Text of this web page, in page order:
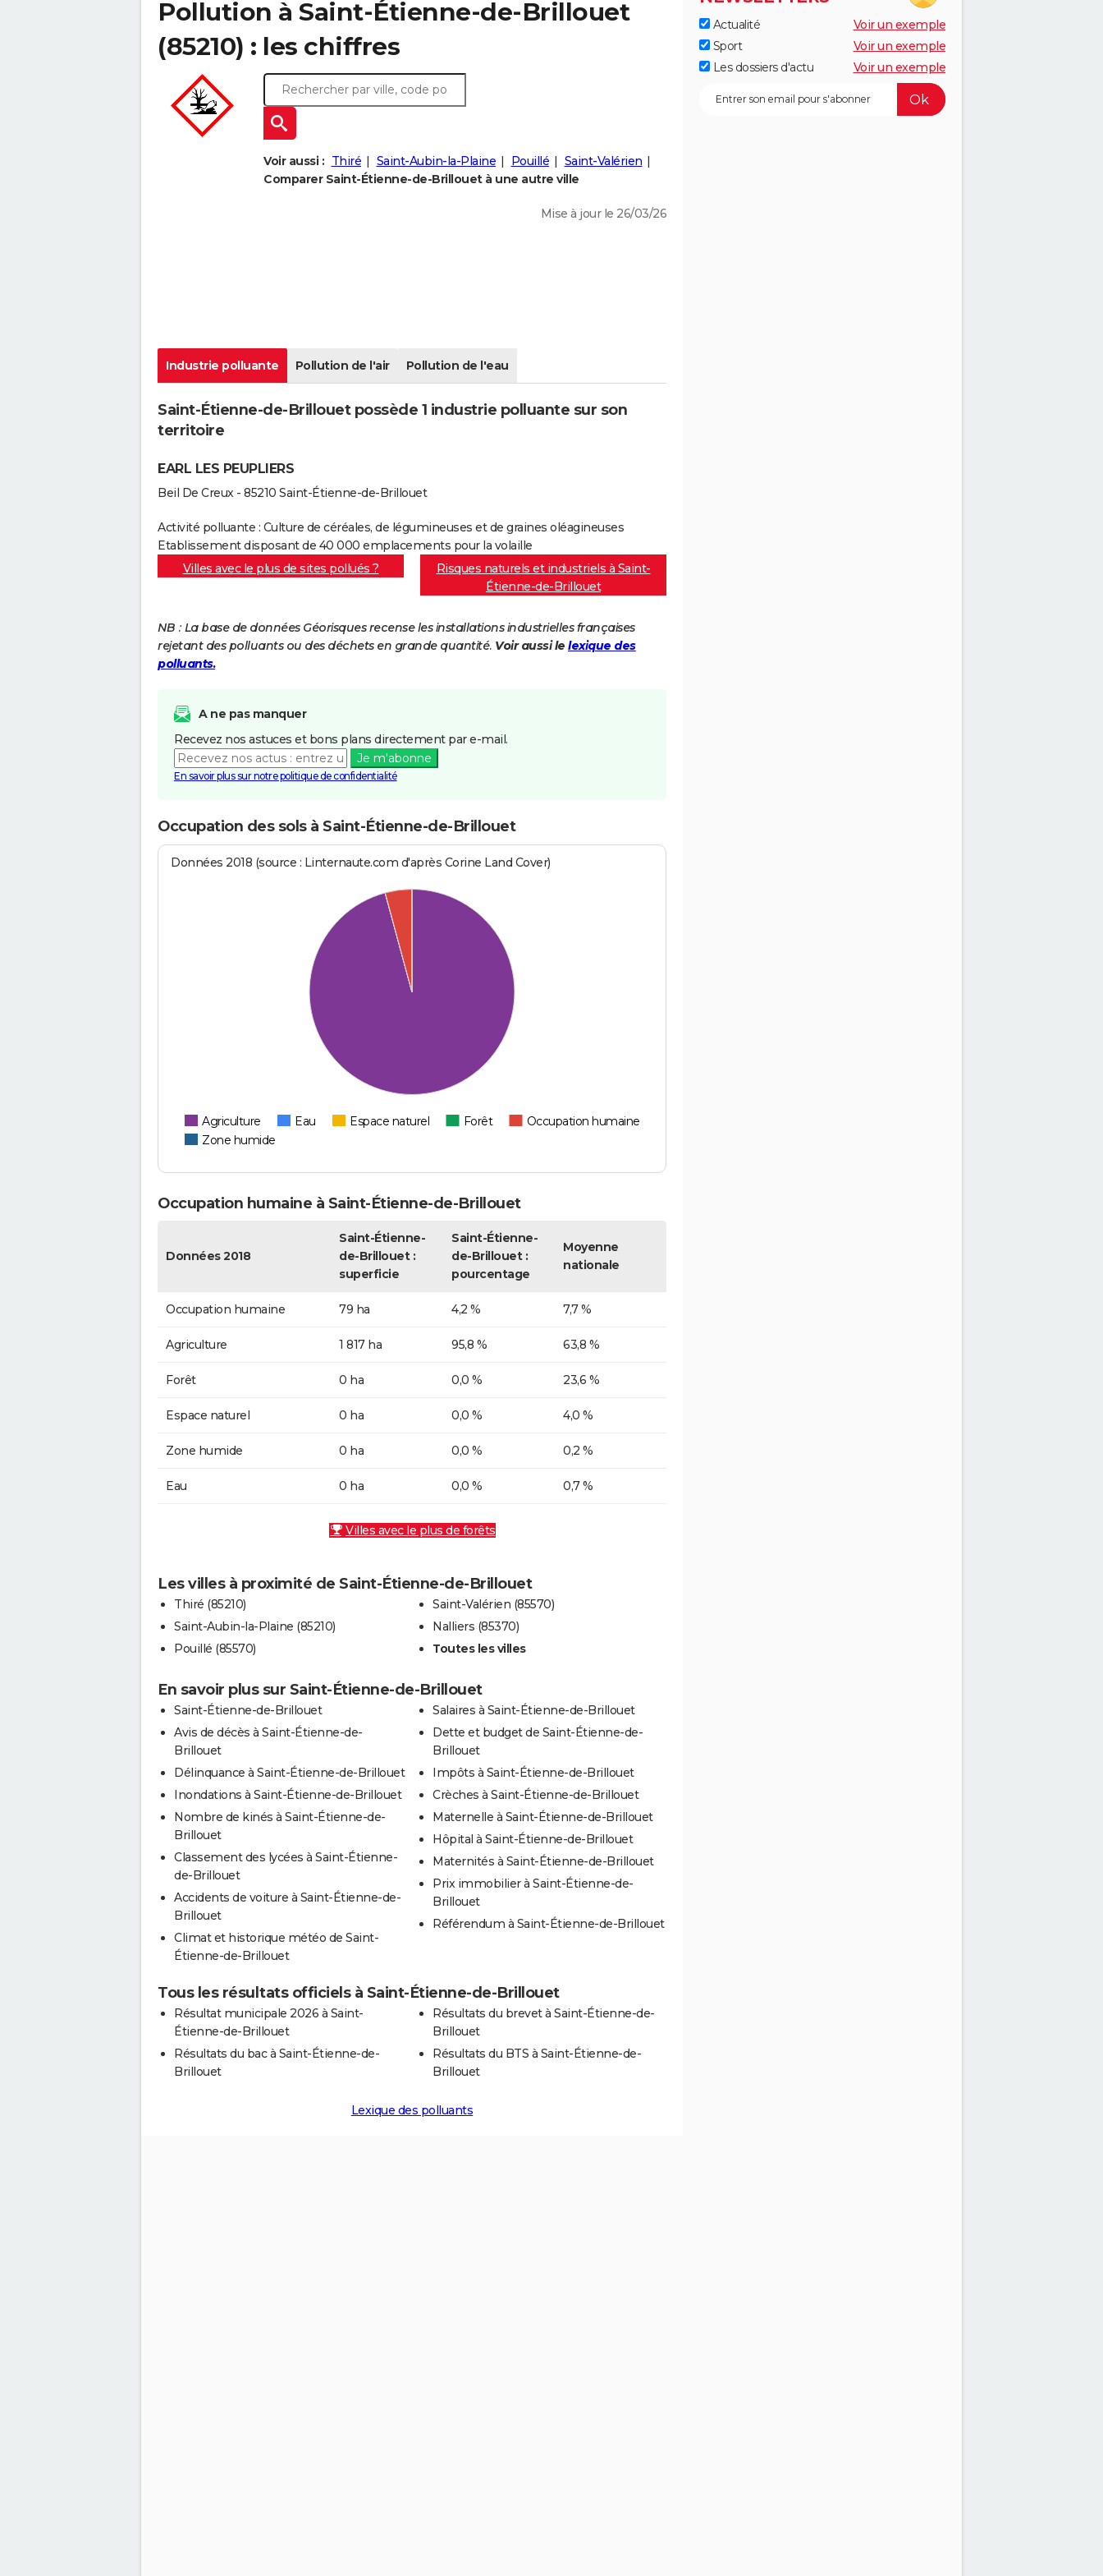
Pollution à Saint-Étienne-de-Brillouet
(85210) : les chiffres
Voir aussi : Thiré Saint-Aubin-la-Plaine Pouillé
Saint-Valérien
Comparer Saint-Étienne-de-Brillouet à une autre ville
Mise à jour le 26/03/26
Industrie polluante Pollution de l'air Pollution de l'eau
Saint-Étienne-de-Brillouet possède 1 industrie polluante sur son
territoire
EARL LES PEUPLIERS
Beil De Creux - 85210 Saint-Étienne-de-Brillouet
Activité polluante : Culture de céréales, de légumineuses et de graines oléagineuses
Etablissement disposant de 40 000 emplacements pour la volaille
Villes avec le plus de sites pollués ?
Risques naturels et industriels à Saint-
Étienne-de-Brillouet
NB : La base de données Géorisques recense les installations industrielles françaises
rejetant des polluants ou des déchets en grande quantité. Voir aussi le lexique des
polluants.
A ne pas manquer
Recevez nos astuces et bons plans directement par e-mail.
Je m'abonne
En savoir plus sur notre politique de confidentialité
Occupation des sols à Saint-Étienne-de-Brillouet
Données 2018 (source : Linternaute.com d'après Corine Land Cover)
Agriculture Eau Espace naturel Forêt
Occupation humaine
Zone humide
Occupation humaine à Saint-Étienne-de-Brillouet
Données 2018
Saint-Étienne-
de-Brillouet :
superficie
Saint-Étienne-
de-Brillouet :
pourcentage
Moyenne
nationale
Occupation humaine 79 ha 4,2 % 7,7 %
Agriculture 1 817 ha 95,8 % 63,8 %
Forêt 0 ha 0,0 % 23,6 %
Espace naturel 0 ha 0,0 % 4,0 %
Zone humide 0 ha 0,0 % 0,2 %
Eau 0 ha 0,0 % 0,7 %
Villes avec le plus de forêts
Les villes à proximité de Saint-Étienne-de-Brillouet
Thiré (85210)
Saint-Aubin-la-Plaine (85210)
Pouillé (85570)
Saint-Valérien (85570)
Nalliers (85370)
Toutes les villes
En savoir plus sur Saint-Étienne-de-Brillouet
Saint-Étienne-de-Brillouet
Avis de décès à Saint-Étienne-de-
Brillouet
Délinquance à Saint-Étienne-de-Brillouet
Inondations à Saint-Étienne-de-Brillouet
Nombre de kinés à Saint-Étienne-de-
Brillouet
Classement des lycées à Saint-Étienne-
de-Brillouet
Accidents de voiture à Saint-Étienne-de-
Brillouet
Climat et historique météo de Saint-
Étienne-de-Brillouet
Salaires à Saint-Étienne-de-Brillouet
Dette et budget de Saint-Étienne-de-
Brillouet
Impôts à Saint-Étienne-de-Brillouet
Crèches à Saint-Étienne-de-Brillouet
Maternelle à Saint-Étienne-de-Brillouet
Hôpital à Saint-Étienne-de-Brillouet
Maternités à Saint-Étienne-de-Brillouet
Prix immobilier à Saint-Étienne-de-
Brillouet
Référendum à Saint-Étienne-de-Brillouet
Tous les résultats officiels à Saint-Étienne-de-Brillouet
Résultat municipale 2026 à Saint-
Étienne-de-Brillouet
Résultats du bac à Saint-Étienne-de-
Brillouet
Résultats du brevet à Saint-Étienne-de-
Brillouet
Résultats du BTS à Saint-Étienne-de-
Brillouet
Lexique des polluants
Actualité
Voir un exemple
Sport
Voir un exemple
Les dossiers d'actu
Voir un exemple